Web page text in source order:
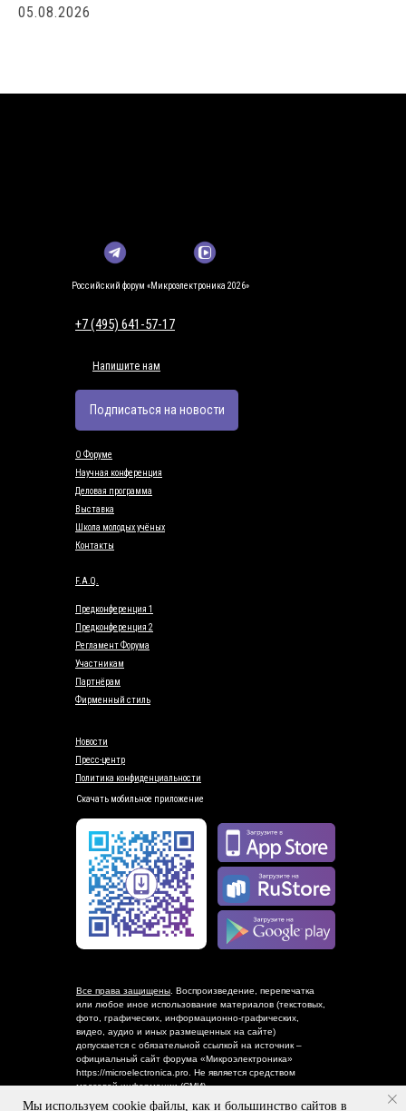
Мы используем cookie файлы, как и большинство сайтов в
05.08.2026
О Форуме
Научная конференция
Деловая программа
Выставка
Школа молодых учёных
Контакты
Предконференция 1
Предконференция 2
Регламент Форума
Участникам
Партнёрам
Фирменный стиль
Новости
Пресс-центр
Политика конфиденциальности
Все права защищены . Воспроизведение, перепечатка
или любое иное использование материалов (текстовых,
фото, графических, информационно-графических,
видео, аудио и иных размещенных на сайте)
допускается с обязательной ссылкой на источник –
официальный сайт форума «Микроэлектроника»
https://microelectronica.pro. Не является средством
массовой информации (СМИ)
+7 (495) 641-57-17
Напишите нам
F.A.Q.
Российский форум «Микроэлектроника 2026»
Скачать мобильное приложение
Подписаться на новости